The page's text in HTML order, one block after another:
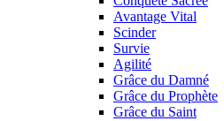
Avantage Vital
Scinder
Survie
Agilité
Grâce du Damné
Grâce du Prophète
Grâce du Saint